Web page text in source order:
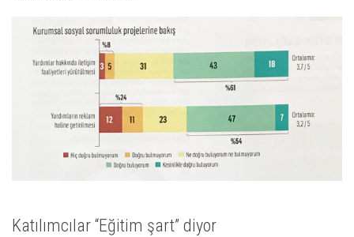
Katılımcılar “Eğitim şart” diyor